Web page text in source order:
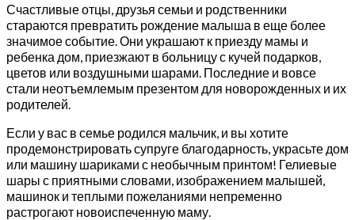
Счастливые отцы, друзья семьи и родственники
стараются превратить рождение малыша в еще более
значимое событие. Они украшают к приезду мамы и
ребенка дом, приезжают в больницу с кучей подарков,
цветов или воздушными шарами. Последние и вовсе
стали неотъемлемым презентом для новорожденных и их
родителей.
Если у вас в семье родился мальчик, и вы хотите
продемонстрировать супруге благодарность, украсьте дом
или машину шариками с необычным принтом! Гелиевые
шары с приятными словами, изображением малышей,
машинок и теплыми пожеланиями непременно
растрогают новоиспеченную маму.